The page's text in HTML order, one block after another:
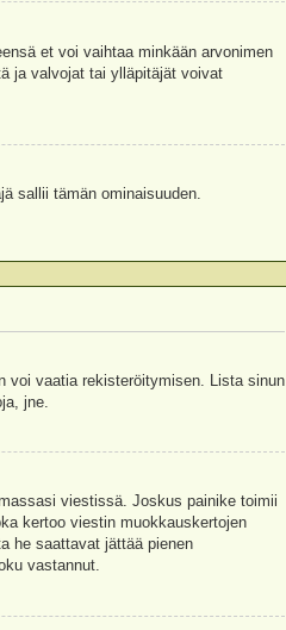
et voi vaihtaa minkään arvonimen
ja valvojat tai ylläpitäjät voivat
sallii tämän ominaisuuden.
voi vaatia rekisteröitymisen. Lista sinun
jne.
viestissä. Joskus painike toimii
kertoo viestin muokkauskertojen
he saattavat jättää pienen
vastannut.